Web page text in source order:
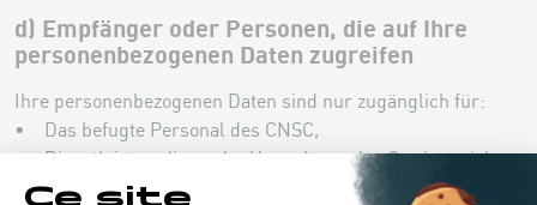
d) Empfänger oder Personen, die auf Ihre
personenbezogenen Daten zugreifen
Ihre personenbezogenen Daten sind nur zugänglich für:
• Das befugte Personal des CNSC,
• Dienstleister, die an der Verwaltung des Gewinnspiels
oder dem Versand der Preise beteiligt sind